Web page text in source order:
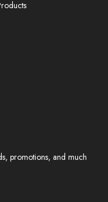
promotions, and much